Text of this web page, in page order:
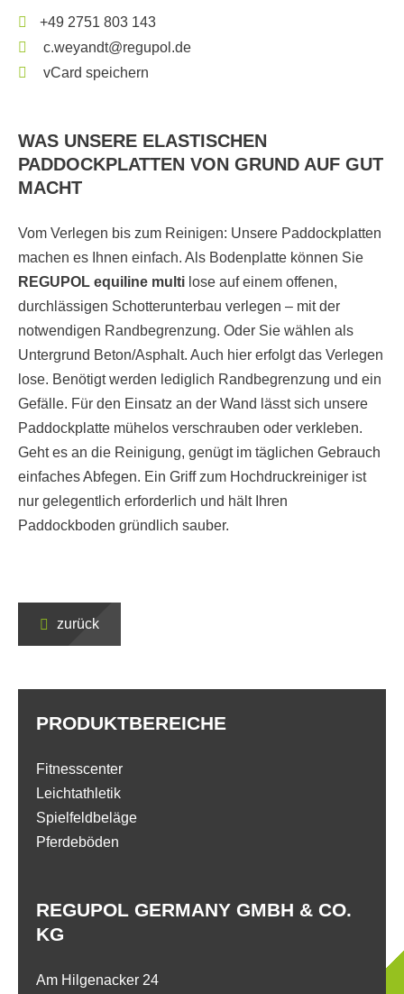
+49 2751 803 143
c.weyandt@regupol.de
vCard speichern
WAS UNSERE ELASTISCHEN
PADDOCKPLATTEN VON GRUND AUF GUT
MACHT
Vom Verlegen bis zum Reinigen: Unsere Paddockplatten
machen es Ihnen einfach. Als Bodenplatte können Sie
REGUPOL equiline multi lose auf einem offenen,
durchlässigen Schotterunterbau verlegen – mit der
notwendigen Randbegrenzung. Oder Sie wählen als
Untergrund Beton/Asphalt. Auch hier erfolgt das Verlegen
lose. Benötigt werden lediglich Randbegrenzung und ein
Gefälle. Für den Einsatz an der Wand lässt sich unsere
Paddockplatte mühelos verschrauben oder verkleben.
Geht es an die Reinigung, genügt im täglichen Gebrauch
einfaches Abfegen. Ein Griff zum Hochdruckreiniger ist
nur gelegentlich erforderlich und hält Ihren
Paddockboden gründlich sauber.
zurück
REGUPOL GERMANY GMBH & CO.
KG
Am Hilgenacker 24
PRODUKTBEREICHE
Fitnesscenter
Leichtathletik
Spielfeldbeläge
Pferdeböden